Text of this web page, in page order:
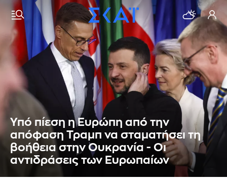
Υπό πίεση η Ευρώπη από την
απόφαση Τραμπ να σταματήσει τη
βοήθεια στην Ουκρανία - Οι
αντιδράσεις των Ευρωπαίων